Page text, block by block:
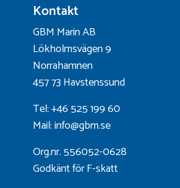
Kontakt
GBM Marin AB
Lökholmsvägen 9
Norrahamnen
457 73 Havstenssund
Tel: +46 525 199 60
Mail: info@gbm.se
Org.nr. 556052-0628
Godkänt för F-skatt